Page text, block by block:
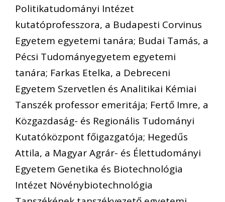
Politikatudományi Intézet
kutatóprofesszora, a Budapesti Corvinus
Egyetem egyetemi tanára; Budai Tamás, a
Pécsi Tudományegyetem egyetemi
tanára; Farkas Etelka, a Debreceni
Egyetem Szervetlen és Analitikai Kémiai
Tanszék professor emeritája; Fertő Imre, a
Közgazdaság- és Regionális Tudományi
Kutatóközpont főigazgatója; Hegedűs
Attila, a Magyar Agrár- és Élettudományi
Egyetem Genetika és Biotechnológia
Intézet Növénybiotechnológia